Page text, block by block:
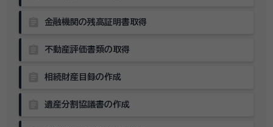
金融機関の残高証明書取得
不動産評価書類の取得
相続財産目録の作成
遺産分割協議書の作成